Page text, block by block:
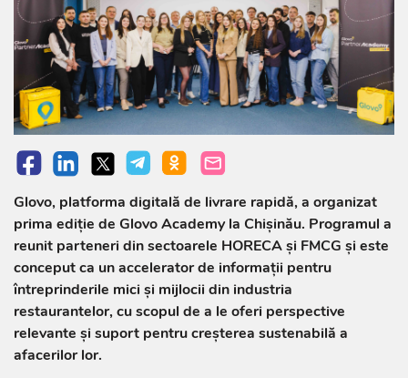
Glovo, platforma digitală de livrare rapidă, a organizat
prima ediție de Glovo Academy la Chișinău. Programul a
reunit parteneri din sectoarele HORECA și FMCG și este
conceput ca un accelerator de informații pentru
întreprinderile mici și mijlocii din industria
restaurantelor, cu scopul de a le oferi perspective
relevante și suport pentru creșterea sustenabilă a
afacerilor lor.